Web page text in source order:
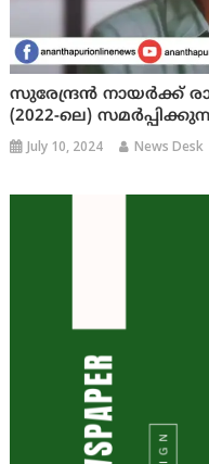
സുരേന്ദ്രൻ നായർക്ക്
(2022-ലെ)
July 10, 2024 News Desk